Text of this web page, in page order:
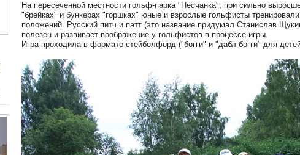
На пересеченной местности гольф-парка "Песчанка", при сильно
"брейках" и бункерах "горшках" юные и взрослые гольфисты
положений. Русский питч и патт (это название придумал Станислав
полезен и развивает воображение у гольфистов в процессе игры.
Игра проходила в формате стейболфорд ("богги" и "дабл богги" для